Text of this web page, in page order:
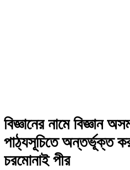
বিজ্ঞানের নামে বিজ্ঞান
পাঠ্যসূচিতে অন্তর্ভূক্ত
চরমোনাই পীর